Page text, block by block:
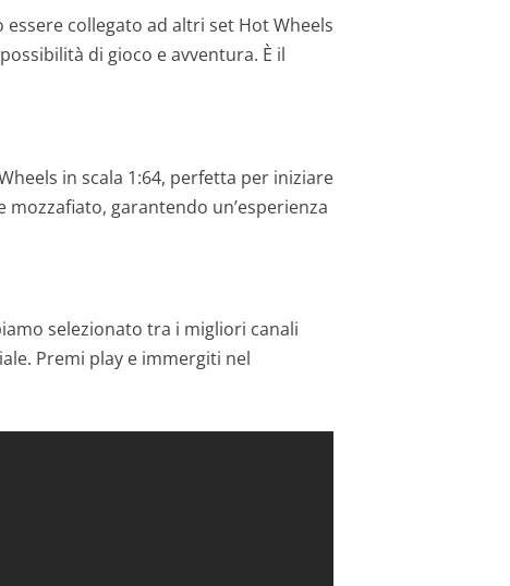
collegato ad altri set Hot Wheels
di gioco e avventura. È il
in scala 1:64, perfetta per iniziare
garantendo un’esperienza
selezionato tra i migliori canali
Premi play e immergiti nel